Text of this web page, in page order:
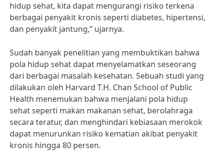
hidup sehat, kita dapat mengurangi risiko terkena
berbagai penyakit kronis seperti diabetes, hipertensi,
dan penyakit jantung,” ujarnya.
Sudah banyak penelitian yang membuktikan bahwa
pola hidup sehat dapat menyelamatkan seseorang
dari berbagai masalah kesehatan. Sebuah studi yang
dilakukan oleh Harvard T.H. Chan School of Public
Health menemukan bahwa menjalani pola hidup
sehat seperti makan makanan sehat, berolahraga
secara teratur, dan menghindari kebiasaan merokok
dapat menurunkan risiko kematian akibat penyakit
kronis hingga 80 persen.